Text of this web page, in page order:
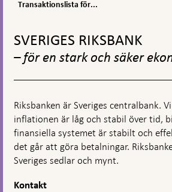
kronor
Transaktionslista för...
toppnavigation
SVERIGES RIKSBANK
– för en stark och säker
Riksbanken är Sveriges centralbank.
inflationen är låg och stabil över tid,
finansiella systemet är stabilt och
det går att göra betalningar.
Sveriges sedlar och mynt.
Kontakt